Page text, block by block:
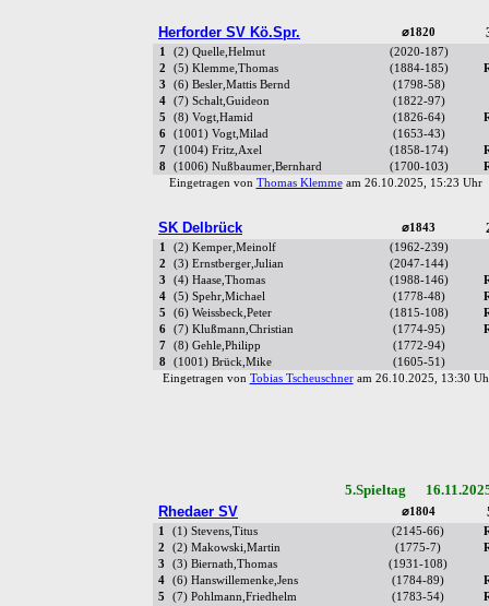
Herforder SV Kö.Spr. ⌀1820
1 (2) Quelle,Helmut
(2020-187)
2
(5) Klemme,Thomas (1884-185)
3
(6) Besler,Mattis Bernd
(1798-58)
4
(7) Schalt,Guideon
(1822-97)
5
(8) Vogt,Hamid (1826-64)
6
(1001) Vogt,Milad
(1653-43)
7
(1004) Fritz,Axel (1858-174)
8
(1006) Nußbaumer,Bernhard (1700-103)
Eingetragen von Thomas Klemmeam 26.10.2025, 15:23
SK Delbrück ⌀1843
1 (2) Kemper,Meinolf
(1962-239)
2
(3) Ernstberger,Julian
(2047-144)
3
(4) Haase,Thomas (1988-146)
4
(5) Spehr,Michael (1778-48)
5
(6) Weissbeck,Peter (1815-108)
6
(7) Klußmann,Christian (1774-95)
7
(8) Gehle,Philipp
(1772-94)
8
(1001) Brück,Mike
(1605-51)
Eingetragen von Tobias Tscheuschneram 26.10.2025, 13:30
5.Spieltag
Rhedaer SV
⌀1804
1 (1) Stevens,Titus (2145-66)
2
(2) Makowski,Martin (1775-7)
3
(3) Biernath,Thomas
(1931-108)
4
(6) Hanswillemenke,Jens (1784-89)
5
(7) Pohlmann,Friedhelm (1783-54)